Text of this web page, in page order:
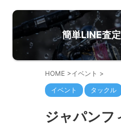
簡単LINE査定
HOME >イベント >
イベント タックル
ジャパンフ